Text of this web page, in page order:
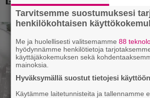
Tarvitsemme suostumuksesi
henkilökohtaisen
Me ja huolellisesti valitsemamme88
hyödynnämme henkilötietoja
käyttäjäkokemuksen sekä
mainoksia.
Hyväksymällä suostut tietojesi
Käytämme laitetunnisteita ja tallennamme